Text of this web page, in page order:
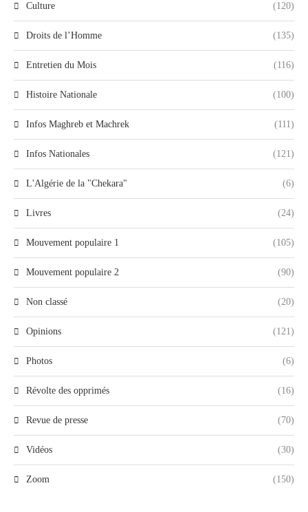
Culture (120)
Droits de l’Homme (135)
Entretien du Mois (116)
Histoire Nationale (100)
Infos Maghreb et Machrek (111)
Infos Nationales (121)
L'Algérie de la "Chekara" (6)
Livres (24)
Mouvement populaire 1 (105)
Mouvement populaire 2 (90)
Non classé (20)
Opinions (121)
Photos (6)
Révolte des opprimés (16)
Revue de presse (70)
Vidéos (30)
Zoom (150)